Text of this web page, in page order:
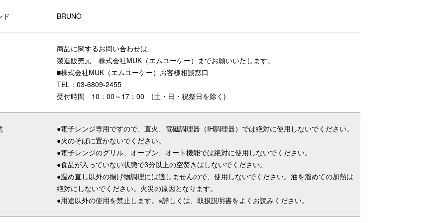
ド BRUNO
商品に関するお問い合わせは、
製造販売元 株式会社MUK（エムユーケー）までお願いいたします。
■株式会社MUK（エムユーケー）お客様相談窓口
TEL：03-6809-2455
受付時間 10：00～17：00 (土・日・祝祭日を除く)
●電子レンジ専用ですので、直火、電磁調理器（IH調理器）では絶対に使用しないでください。
●火のそばに置かないでください。
●電子レンジのグリル、オーブン、オート機能では絶対に使用しないでください。
●食品が入っていない状態で3分以上の空焚きはしないでください。
●温め直し以外の揚げ物調理には適しませんので、使用しないでください。油を溜めての加熱は
絶対にしないでください。火災の原因となります。
●用途以外の使用を禁止します。※詳しくは、取扱説明書をよくお読みください。